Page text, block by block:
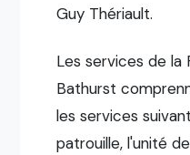
Guy Thériault.
Les services de
Bathurst
les services
patrouille, l'unité